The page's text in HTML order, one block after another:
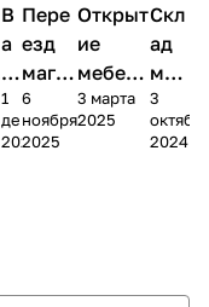
В
а
к
а
н
1
декабря
2025
Пере
езд
магаз
ина в
г.
6
ноября
2025
Открыт
ие
мебель
ного
салона
3 марта
2025
Скл
ад
меб
ели
пер
3
2024